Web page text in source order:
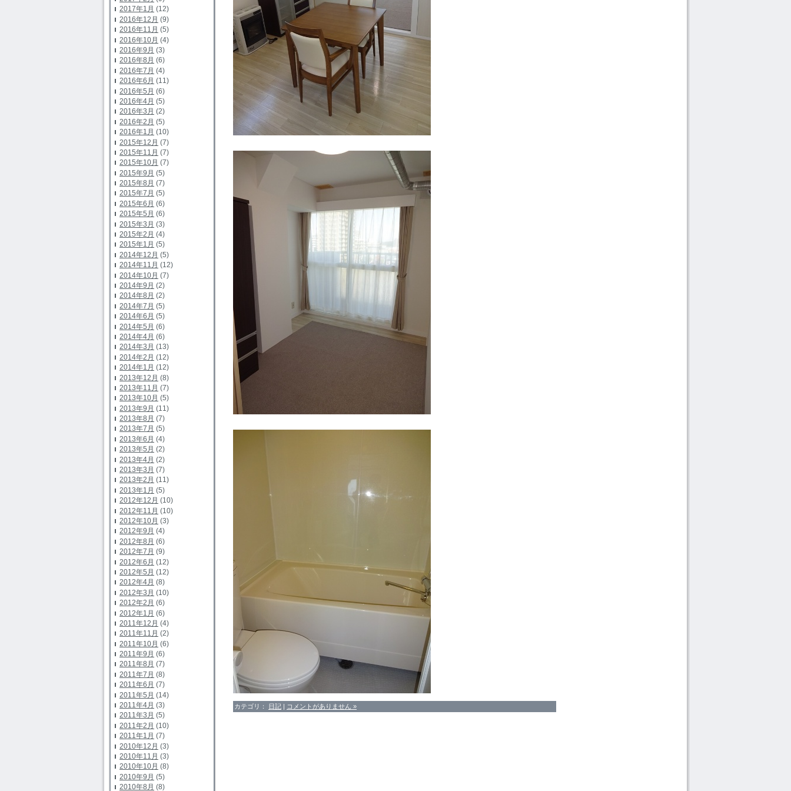
2017年1月 (12)
2016年12月 (9)
2016年11月 (5)
2016年10月 (4)
2016年9月 (3)
2016年8月 (6)
2016年7月 (4)
2016年6月 (11)
2016年5月 (6)
2016年4月 (5)
2016年3月 (2)
2016年2月 (5)
2016年1月 (10)
2015年12月 (7)
2015年11月 (7)
2015年10月 (7)
2015年9月 (5)
2015年8月 (7)
2015年7月 (5)
2015年6月 (6)
2015年5月 (6)
2015年3月 (3)
2015年2月 (4)
2015年1月 (5)
2014年12月 (5)
2014年11月 (12)
2014年10月 (7)
2014年9月 (2)
2014年8月 (2)
2014年7月 (5)
2014年6月 (5)
2014年5月 (6)
2014年4月 (6)
2014年3月 (13)
2014年2月 (12)
2014年1月 (12)
2013年12月 (8)
2013年11月 (7)
2013年10月 (5)
2013年9月 (11)
2013年8月 (7)
2013年7月 (5)
2013年6月 (4)
2013年5月 (2)
2013年4月 (2)
2013年3月 (7)
2013年2月 (11)
2013年1月 (5)
2012年12月 (10)
2012年11月 (10)
2012年10月 (3)
2012年9月 (4)
2012年8月 (6)
2012年7月 (9)
2012年6月 (12)
2012年5月 (12)
2012年4月 (8)
2012年3月 (10)
2012年2月 (6)
2012年1月 (6)
2011年12月 (4)
2011年11月 (2)
2011年10月 (6)
2011年9月 (6)
2011年8月 (7)
2011年7月 (8)
2011年6月 (7)
2011年5月 (14)
2011年4月 (3)
2011年3月 (5)
2011年2月 (10)
2011年1月 (7)
2010年12月 (3)
2010年11月 (3)
2010年10月 (8)
2010年9月 (5)
2010年8月 (8)
カテゴリ： 日記 | コメントがありません »